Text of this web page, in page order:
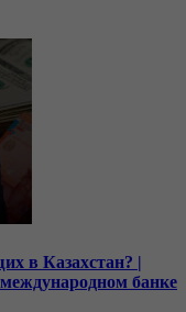
в Казахстан? |
банке